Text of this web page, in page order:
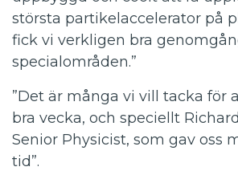
största partikelaccelerator på
fick vi verkligen bra
specialområden.”
”Det är många vi vill tacka för
bra vecka, och speciellt
Senior Physicist, som gav oss
tid”.